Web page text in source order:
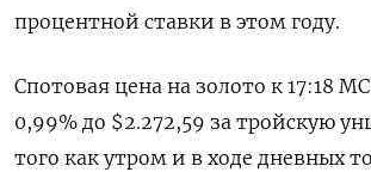
процентной ставки в этом году.
Спотовая цена на золото к 17:18
0,99% до $2.272,59​ за тройскую
того как утром и в ходе дневных